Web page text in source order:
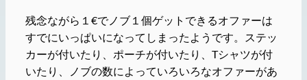
残念ながら１€でノブ１個ゲットできるオファーは
すでにいっぱいになってしまったようです。ステッ
カーが付いたり、ポーチが付いたり、Tシャツが付
いたり、ノブの数によっていろいろなオファーがあ